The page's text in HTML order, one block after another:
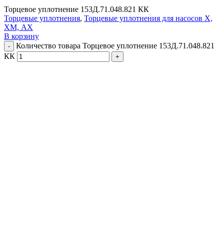
Торцевое уплотнение 153Д.71.048.821 КК
Торцевые уплотнения, Торцевые уплотнения для насосов Х,
ХМ, АХ
В корзину
Количество товара Торцевое уплотнение 153Д.71.048.821
КК